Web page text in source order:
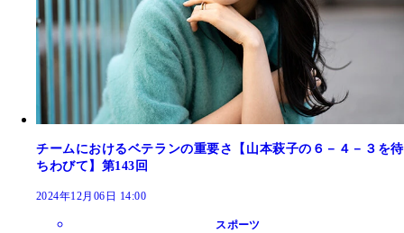
チームにおけるベテランの重要さ【山本萩子の６－４－３を待
ちわびて】第143回
2024年12月06日 14:00
スポーツ